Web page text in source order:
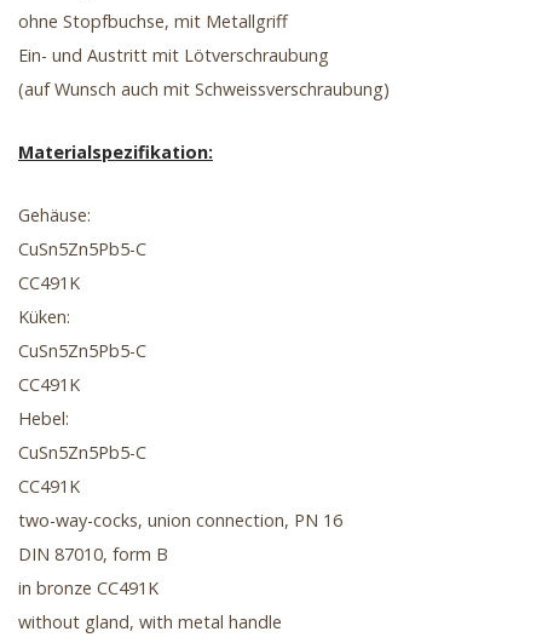
ohne Stopfbuchse, mit Metallgriff
Ein- und Austritt mit Lötverschraubung
(auf Wunsch auch mit Schweissverschraubung)
Materialspezifikation:
Gehäuse:
CuSn5Zn5Pb5-C
CC491K
Küken:
CuSn5Zn5Pb5-C
CC491K
Hebel:
CuSn5Zn5Pb5-C
CC491K
two-way-cocks, union connection, PN 16
DIN 87010, form B
in bronze CC491K
without gland, with metal handle